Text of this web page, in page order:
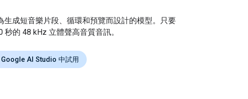
生成短音樂片段、循環和預覽而設計的模型。只要
的 48 kHz 立體聲高音質音訊。
AI Studio 中試用